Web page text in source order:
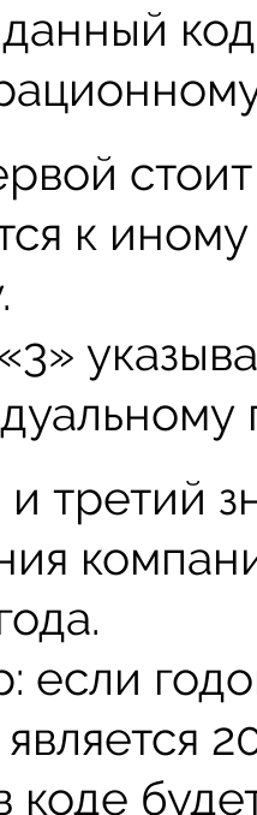
данный
к
третий
если
коде